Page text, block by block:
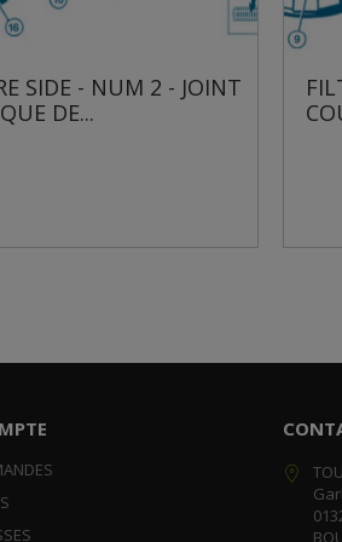
FILTRE SIDE - NUM 3 -